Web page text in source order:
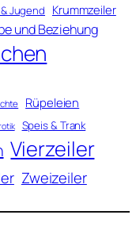
Jugend Krummzeiler
und Beziehung
Rüpeleien
Speis & Trank
Vierzeiler
Zweizeiler